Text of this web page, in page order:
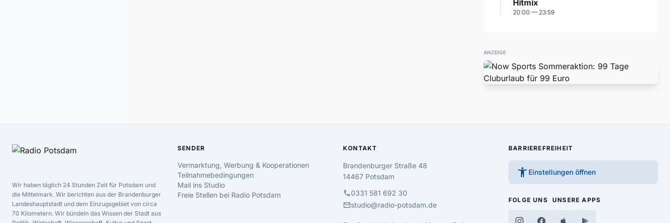
Hitmix
20:00 — 23:59
ANZEIGE
Wir haben täglich 24 Stunden Zeit für Potsdam und
die Mittelmark. Wir berichten aus der Brandenburger
Landeshauptstadt und dem Einzugsgebiet von circa
70 Kilometern. Wir bündeln das Wissen der Stadt aus
SENDER
Vermarktung, Werbung & Kooperationen
Teilnahmebedingungen
Mail ins Studio
Freie Stellen bei Radio Potsdam
KONTAKT
Brandenburger Straße 48
14467 Potsdam
call0331 581 692 30
mailstudio@radio-potsdam.de
BARRIEREFREIHEIT
accessibility_new Einstellungen öffnen
FOLGE UNS UNSERE APPS